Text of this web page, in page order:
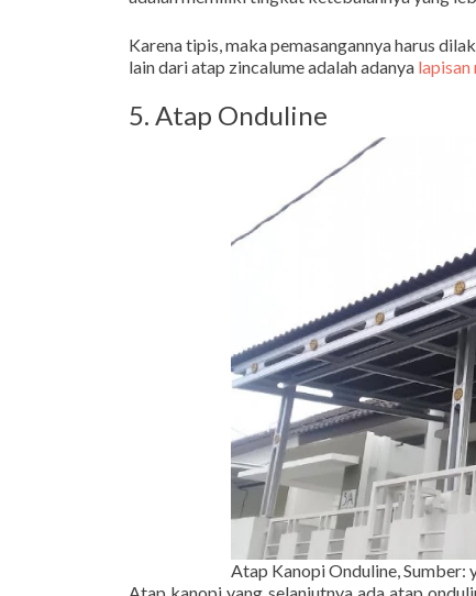
Karena tipis, maka pemasangannya harus
lain dari atap zincalume adalah adanya lapisan
5. Atap Onduline
Atap Kanopi Onduline, Sumber: